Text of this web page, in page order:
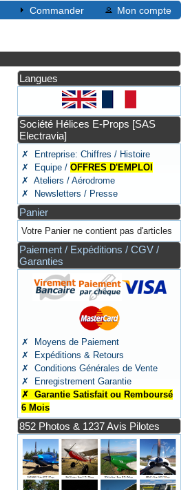
Commander Mon compte
Langues
Société Hélices E-Props [SAS
Electravia]
✗ Entreprise: Chiffres / Histoire
✗ Equipe /OFFRES D'EMPLOI
✗ Ateliers / Aérodrome
✗ Newsletters / Presse
Panier
Votre Panier ne contient pas d'articles
Paiement / Expéditions / CGV /
Garanties
✗ Moyens de Paiement
✗ Expéditions & Retours
✗ Conditions Générales de Vente
✗ Enregistrement Garantie
✗ Garantie Satisfait ou Remboursé
6 Mois
852 Photos & 1237 Avis Pilotes